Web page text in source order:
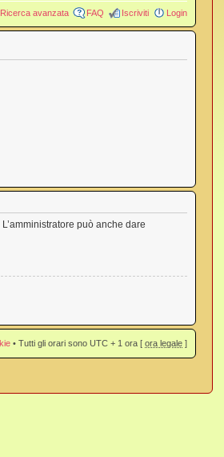
Ricerca avanzata FAQ Iscriviti Login
può anche dare
• Tutti gli orari sono UTC + 1 ora [ ora legale ]